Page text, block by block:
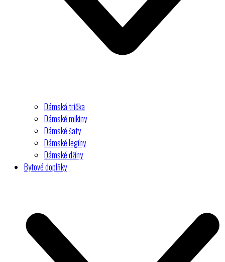
Dámská trička
Dámské mikiny
Dámské šaty
Dámské legíny
Dámské džíny
Bytové doplňky